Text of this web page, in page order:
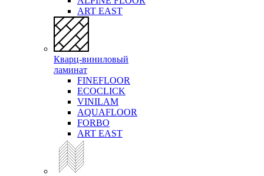
ART EAST
Кварц-виниловый
ламинат
FINEFLOOR
ECOCLICK
VINILAM
AQUAFLOOR
FORBO
ART EAST